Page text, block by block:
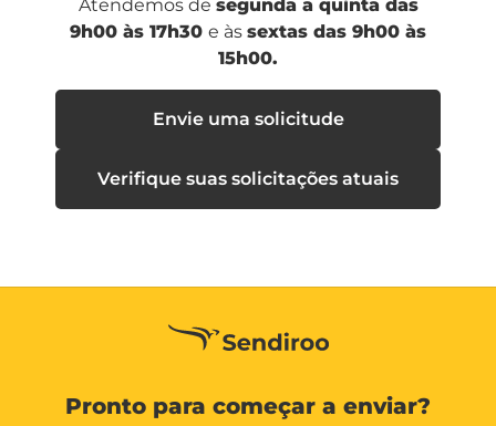
Atendemos de segunda a quinta das
9h00 às 17h30 e às sextas das 9h00 às
15h00.
Envie uma solicitude
Verifique suas solicitações atuais
Pronto para começar a enviar?